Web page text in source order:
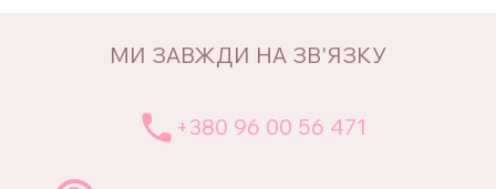
МИ ЗАВЖДИ НА ЗВ'ЯЗКУ
+380 96 00 56 471